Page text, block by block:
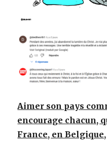
Aimer son pays
encourage chacun,
France, en